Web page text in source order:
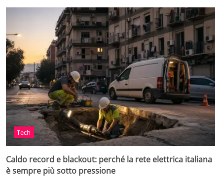
Tech
Caldo record e blackout: perché la rete elettrica italiana
è sempre più sotto pressione